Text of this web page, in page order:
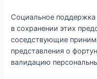
Социальное
в сохранении этих
соседствующие
представления о
валидацию